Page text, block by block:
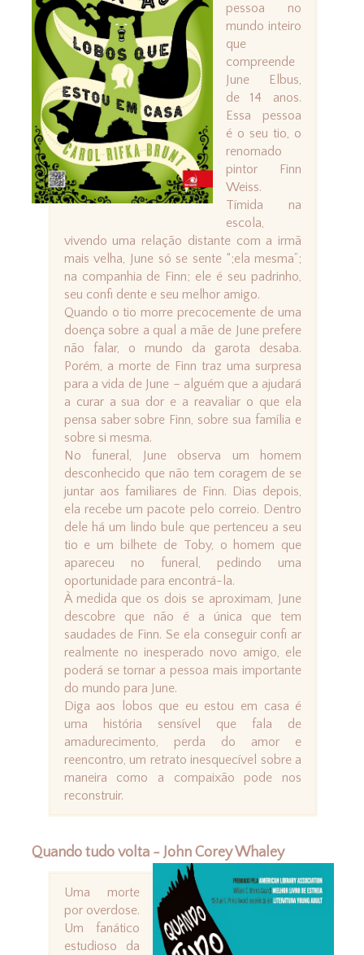
pessoa no
mundo inteiro
que
compreende
June Elbus,
de 14 anos.
Essa pessoa
é o seu tio, o
renomado
pintor Finn
Weiss.
Tímida na
escola,
vivendo uma relação distante com a irmã
mais velha, June só se sente “;ela mesma”;
na companhia de Finn; ele é seu padrinho,
seu confi dente e seu melhor amigo.
Quando o tio morre precocemente de uma
doença sobre a qual a mãe de June prefere
não falar, o mundo da garota desaba.
Porém, a morte de Finn traz uma surpresa
para a vida de June – alguém que a ajudará
a curar a sua dor e a reavaliar o que ela
pensa saber sobre Finn, sobre sua família e
sobre si mesma.
No funeral, June observa um homem
desconhecido que não tem coragem de se
juntar aos familiares de Finn. Dias depois,
ela recebe um pacote pelo correio. Dentro
dele há um lindo bule que pertenceu a seu
tio e um bilhete de Toby, o homem que
apareceu no funeral, pedindo uma
oportunidade para encontrá-la.
À medida que os dois se aproximam, June
descobre que não é a única que tem
saudades de Finn. Se ela conseguir confi ar
realmente no inesperado novo amigo, ele
poderá se tornar a pessoa mais importante
do mundo para June.
Diga aos lobos que eu estou em casa é
uma história sensível que fala de
amadurecimento, perda do amor e
reencontro, um retrato inesquecível sobre a
maneira como a compaixão pode nos
reconstruir.
Quando tudo volta - John Corey Whaley
Uma morte
por overdose.
Um fanático
estudioso da